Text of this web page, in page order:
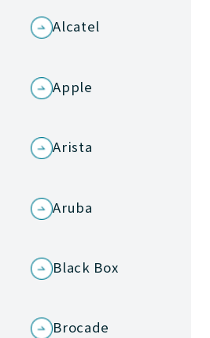
Alcatel
Apple
Arista
Aruba
Black Box
Brocade